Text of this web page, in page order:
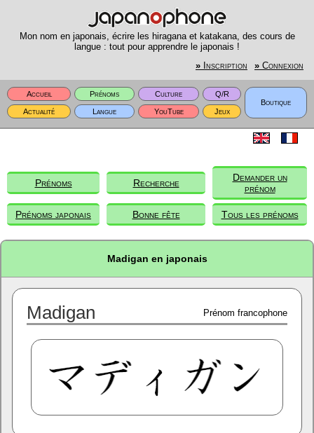
Mon nom en japonais, écrire les hiragana et katakana, des cours de
langue : tout pour apprendre le japonais !
» Inscription » Connexion
Accueil Prénoms Culture
Q/R
Boutique
Actualité
Langue YouTube Jeux
Prénoms Recherche
Demander un
prénom
Prénoms japonais Bonne fête Tous les prénoms
Madigan en japonais
Madigan Prénom francophone